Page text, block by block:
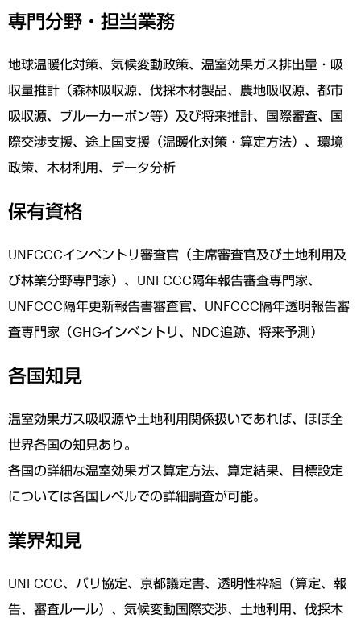
専門分野・担当業務
地球温暖化対策、気候変動政策、温室効果ガス排出量・吸
収量推計（森林吸収源、伐採木材製品、農地吸収源、都市
吸収源、ブルーカーボン等）及び将来推計、国際審査、国
際交渉支援、途上国支援（温暖化対策・算定方法）、環境
政策、木材利用、データ分析
保有資格
UNFCCCインベントリ審査官（主席審査官及び土地利用及
び林業分野専門家）、UNFCCC隔年報告審査専門家、
UNFCCC隔年更新報告書審査官、UNFCCC隔年透明報告審
査専門家（GHGインベントリ、NDC追跡、将来予測）
各国知見
温室効果ガス吸収源や土地利用関係扱いであれば、ほぼ全
世界各国の知見あり。
各国の詳細な温室効果ガス算定方法、算定結果、目標設定
については各国レベルでの詳細調査が可能。
業界知見
UNFCCC、パリ協定、京都議定書、透明性枠組（算定、報
告、審査ルール）、気候変動国際交渉、土地利用、伐採木